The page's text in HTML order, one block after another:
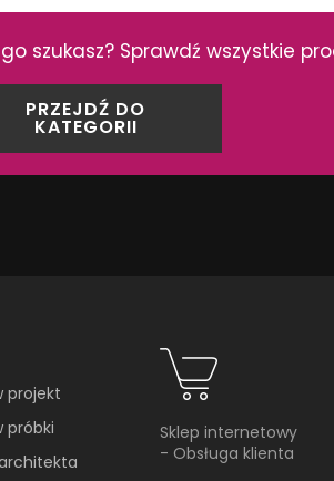
AVO Architekci
wcale nie musi opierać się
zachowawczej estetyce.
szukasz? Sprawdź wszystkie
PRZEJDŹ DO
KATEGORII
projekt
próbki
Sklep internetowy
- Obsługa klienta